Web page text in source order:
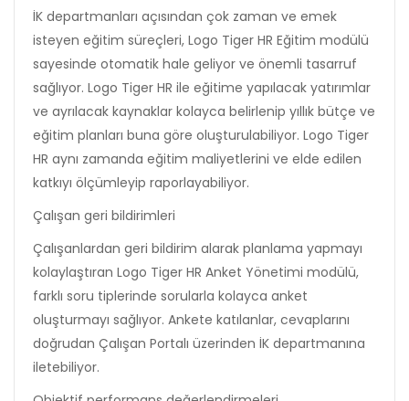
İK departmanları açısından çok zaman ve emek
isteyen eğitim süreçleri, Logo Tiger HR Eğitim modülü
sayesinde otomatik hale geliyor ve önemli tasarruf
sağlıyor. Logo Tiger HR ile eğitime yapılacak yatırımlar
ve ayrılacak kaynaklar kolayca belirlenip yıllık bütçe ve
eğitim planları buna göre oluşturulabiliyor. Logo Tiger
HR aynı zamanda eğitim maliyetlerini ve elde edilen
katkıyı ölçümleyip raporlayabiliyor.
Çalışan geri bildirimleri
Çalışanlardan geri bildirim alarak planlama yapmayı
kolaylaştıran Logo Tiger HR Anket Yönetimi modülü,
farklı soru tiplerinde sorularla kolayca anket
oluşturmayı sağlıyor. Ankete katılanlar, cevaplarını
doğrudan Çalışan Portalı üzerinden İK departmanına
iletebiliyor.